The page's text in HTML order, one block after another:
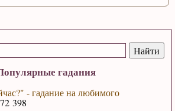
гадания
- гадание на любимого
398